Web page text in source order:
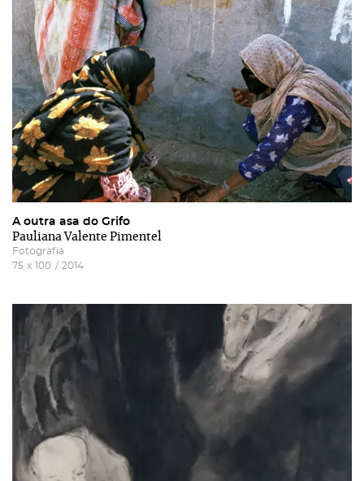
A outra asa do Grifo
Pauliana Valente Pimentel
Fotografia
75 x 100 / 2014